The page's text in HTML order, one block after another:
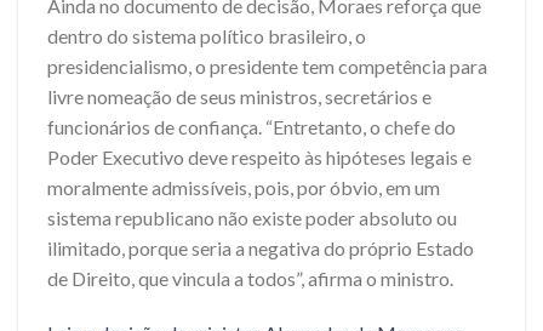
Ainda no documento de decisão, Moraes reforça que
dentro do sistema político brasileiro, o
presidencialismo, o presidente tem competência para
livre nomeação de seus ministros, secretários e
funcionários de confiança. “Entretanto, o chefe do
Poder Executivo deve respeito às hipóteses legais e
moralmente admissíveis, pois, por óbvio, em um
sistema republicano não existe poder absoluto ou
ilimitado, porque seria a negativa do próprio Estado
de Direito, que vincula a todos”, afirma o ministro.